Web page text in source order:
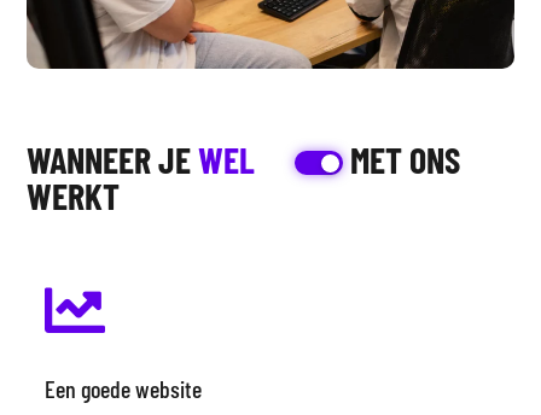
WANNEER JEWEL MET ONS
WERKT

Een goede website